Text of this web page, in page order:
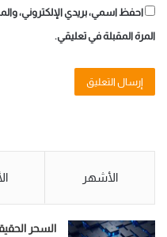
احفظ اسمي، بريدي الإلكتروني،
المرة المقبلة في تعليقي.
الأشهر
السحر